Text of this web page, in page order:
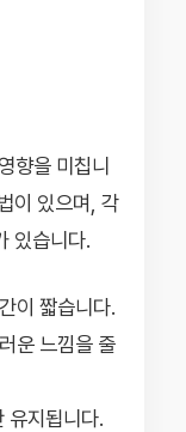
향을 미칩니
이 있으며, 각
있습니다.
이 짧습니다.
운 느낌을 줄
유지됩니다.